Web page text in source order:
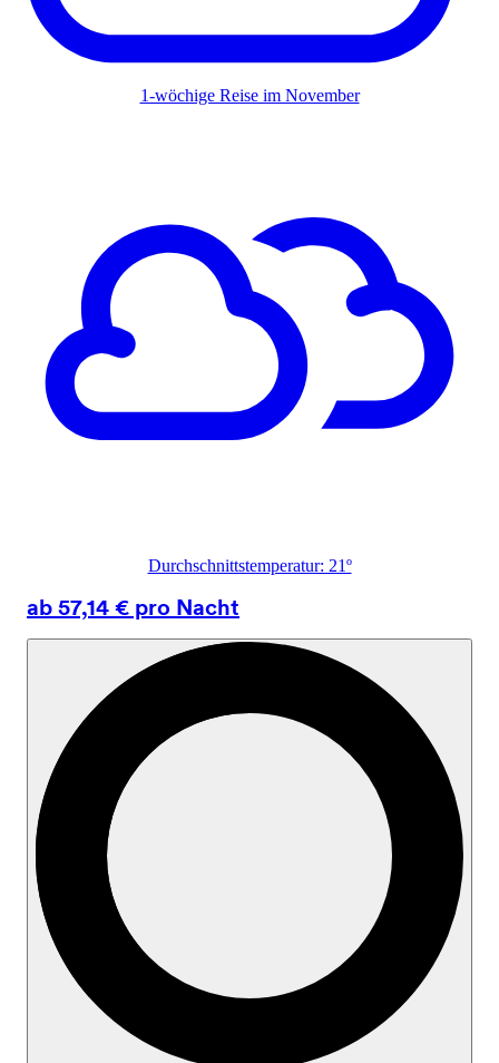
1-wöchige Reise im November
Durchschnittstemperatur: 21º
ab 57,14 € pro Nacht